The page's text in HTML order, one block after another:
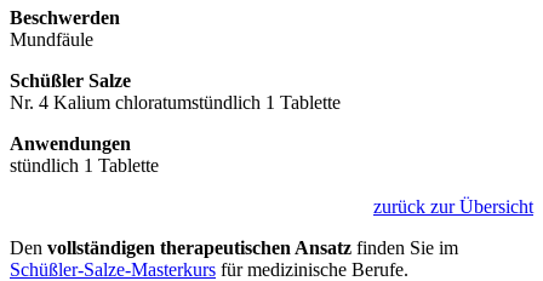
Beschwerden
Mundfäule
Schüßler Salze
Nr. 4 Kalium chloratumstündlich 1 Tablette
Anwendungen
stündlich 1 Tablette
zurück zur Übersicht
Den vollständigen therapeutischen Ansatz finden Sie im
Schüßler-Salze-Masterkurs für medizinische Berufe.